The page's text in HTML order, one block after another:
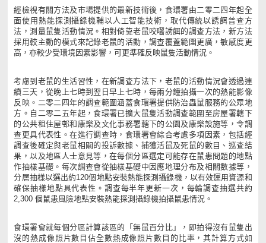
經檢視有關方法及市場提供的最新技術後，食環署由二零二四年起全
面使用熱能探測攝錄機輔以人工智能技術，取代傳統以誘餌普查方
法，測量鼠隻活動情況。相對倚靠老鼠咬囓誘餌的調查方法，新方法
採用較主動的模式來記錄老鼠的活動，調查覆蓋範圍更廣，敏感度更
高，亦較少受環境因素影響，可更準確反映鼠隻活動情況。
考慮到老鼠的生活習性，在新調查方法下，老鼠的活動情況會透過連
續三天，從晚上七時到翌日早上七時，每兩分鐘拍攝一次的熱能影像
反映。二零二四年的調查範圍涵蓋食環署提供防治蟲鼠服務的公眾地
方。自二零二五年起，食環署已擴大鼠隻活動調查範圍至房屋署轄下
的公共租住屋邨和康樂及文化事務署轄下的公園及康樂設施等，令調
查更具代表性。在進行調查時，食環署會綜合考慮多項因素，包括經
調查後確定與老鼠相關的投訴數據、捕獲活鼠及死鼠的數目、巡查結
果，以及地區人士意見等，在每個分區選定可能存在鼠患問題的地點
作抽樣基礎。每次調查會從抽樣基礎中因應地理分布及相關數據等，
分層抽樣以選出約120個地點安裝熱能探測攝錄機，以有效運用資源和
確保抽樣地點具代表性。調查每半年更新一次，每輪調查抽選共約
2,300 個鼠患風險地點安裝熱能探測攝錄機拍攝鼠患情況。
食環署會就每個分區計算該區的「無鼠百分比」，即拍得沒有鼠隻出
沒的熱成像照片數目佔全數熱成像照片數目的比率，其計算方式如